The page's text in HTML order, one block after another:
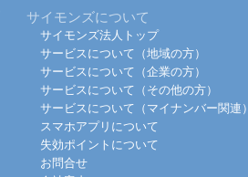
サイモンズについて
サイモンズ法人トップ
サービスについて（地域の方）
サービスについて（企業の方）
サービスについて（その他の方）
サービスについて（マイナンバー関連）
スマホアプリについて
失効ポイントについて
お問合せ